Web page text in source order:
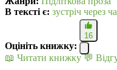
В текcті є: зустріч через
Оцініть книжку:
16
📖 Читати книжку 💬